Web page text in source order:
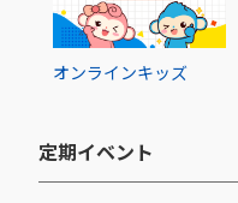
オンラインキッズ
定期イベント​